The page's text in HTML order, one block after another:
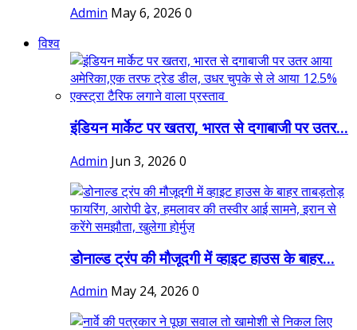
Admin May 6, 2026 0
विश्व
इंडियन मार्केट पर खतरा, भारत से दगाबाजी पर उतर...
Admin Jun 3, 2026 0
डोनाल्ड ट्रंप की मौजूदगी में व्हाइट हाउस के बाहर...
Admin May 24, 2026 0